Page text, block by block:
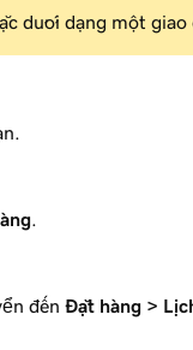
dưới dạng một giao
đến Đặt hàng >